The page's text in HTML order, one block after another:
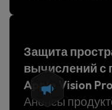
Защита
вычислений с
Apple Vision Pro
Анонсы